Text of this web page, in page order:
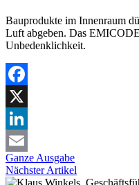
Bauprodukte im Innenraum
Luft abgeben. Das
Unbedenklichkeit.
Facebook
X
LinkedIn
Email
Ganze Ausgabe
Nächster Artikel